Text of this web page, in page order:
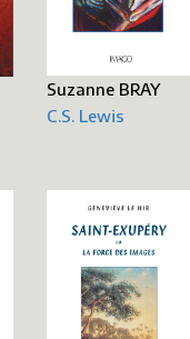
Suzanne BRAY
C.S. Lewis